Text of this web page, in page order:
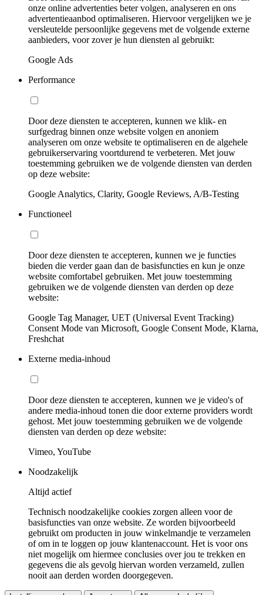
onze online advertenties beter volgen, analyseren en ons
advertentieaanbod optimaliseren. Hiervoor vergelijken we je
versleutelde persoonlijke gegevens met de volgende externe
aanbieders, voor zover je hun diensten al gebruikt:
Google Ads
Performance
Door deze diensten te accepteren, kunnen we klik- en
surfgedrag binnen onze website volgen en anoniem
analyseren om onze website te optimaliseren en de algehele
gebruikerservaring voortdurend te verbeteren. Met jouw
toestemming gebruiken we de volgende diensten van derden
op deze website:
Google Analytics, Clarity, Google Reviews, A/B-Testing
Functioneel
Door deze diensten te accepteren, kunnen we je functies
bieden die verder gaan dan de basisfuncties en kun je onze
website comfortabel gebruiken. Met jouw toestemming
gebruiken we de volgende diensten van derden op deze
website:
Google Tag Manager, UET (Universal Event Tracking)
Consent Mode van Microsoft, Google Consent Mode, Klarna,
Freshchat
Externe media-inhoud
Door deze diensten te accepteren, kunnen we je video's of
andere media-inhoud tonen die door externe providers wordt
gehost. Met jouw toestemming gebruiken we de volgende
diensten van derden op deze website:
Vimeo, YouTube
Noodzakelijk
Altijd actief
Technisch noodzakelijke cookies zorgen alleen voor de
basisfuncties van onze website. Ze worden bijvoorbeeld
gebruikt om producten in jouw winkelmandje te verzamelen
of om in te loggen op jouw klantenaccount. Het is voor ons
niet mogelijk om hiermee conclusies over jou te trekken en
gegevens die als gevolg hiervan worden verzameld, zullen
nooit aan derden worden doorgegeven.